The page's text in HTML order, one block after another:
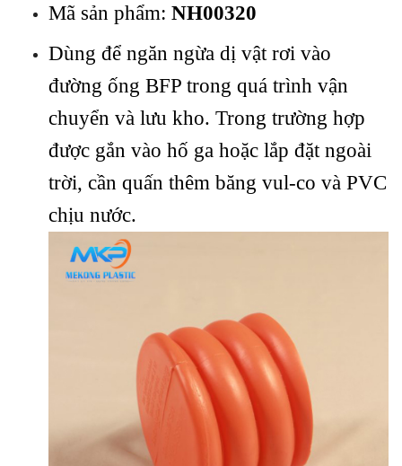
Mã sản phẩm: NH00320
Dùng để ngăn ngừa dị vật rơi vào
đường ống BFP trong quá trình vận
chuyển và lưu kho. Trong trường hợp
được gắn vào hố ga hoặc lắp đặt ngoài
trời, cần quấn thêm băng vul-co và PVC
chịu nước.